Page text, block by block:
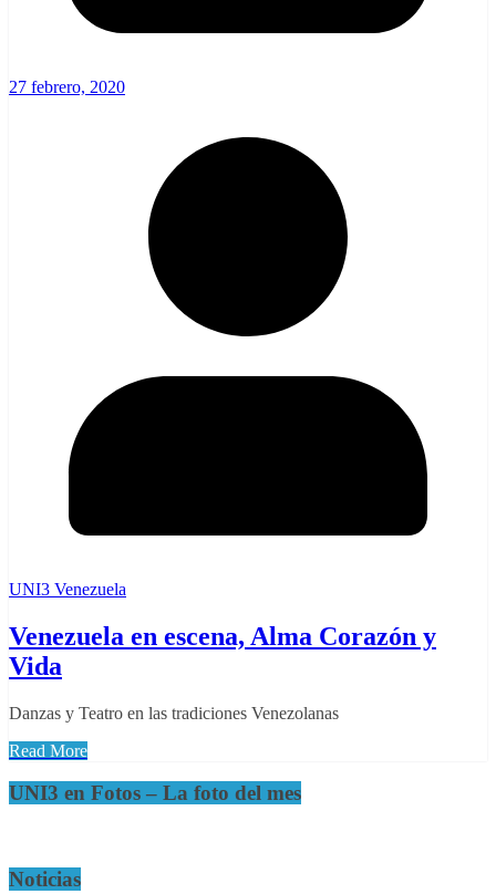
27 febrero, 2020
UNI3 Venezuela
Venezuela en escena, Alma Corazón y
Vida
Danzas y Teatro en las tradiciones Venezolanas
Read More
UNI3 en Fotos – La foto del mes
Noticias